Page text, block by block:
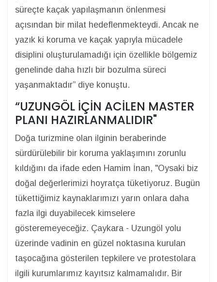
süreçte kaçak yapılaşmanın önlenmesi
açısından bir milat hedeflenmekteydi. Ancak ne
yazık ki koruma ve kaçak yapıyla mücadele
disiplini oluşturulamadığı için özellikle bölgemiz
genelinde daha hızlı bir bozulma süreci
yaşanmaktadır” diye konuştu.
“UZUNGÖL İÇİN ACİLEN MASTER
PLANI HAZIRLANMALIDIR"
Doğa turizmine olan ilginin beraberinde
sürdürülebilir bir koruma yaklaşımını zorunlu
kıldığını da ifade eden Hamim İnan, "Oysaki biz
doğal değerlerimizi hoyratça tüketiyoruz. Bugün
tükettiğimiz kaynaklarımızı yarın onlara daha
fazla ilgi duyabilecek kimselere
gösteremeyeceğiz. Çaykara - Uzungöl yolu
üzerinde vadinin en güzel noktasına kurulan
taşocağına gösterilen tepkilere ve protestolara
ilgili kurumlarımız kayıtsız kalmamalıdır. Bir